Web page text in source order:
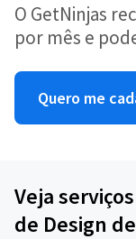
O GetNinjas
por mês e
Quero me
Veja
de Design